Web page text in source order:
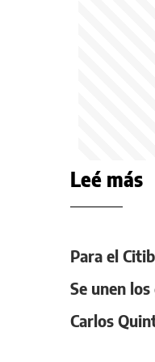
Leé más
Para el
Se unen
Carlos